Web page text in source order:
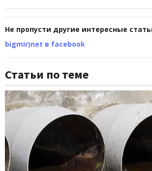
Не пропусти другие интересные
bigmir)net в facebook
Статьи по теме